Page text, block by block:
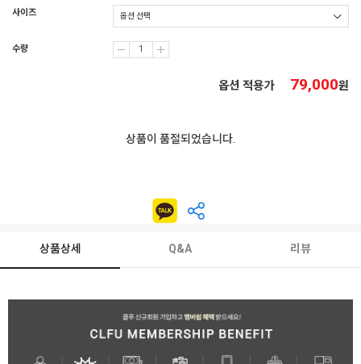
사이즈
수량
옵션 적용가 79,000원
상품이 품절되었습니다.
상품상세 Q&A 리뷰